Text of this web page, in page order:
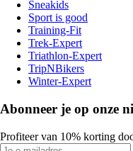
Sneakids
Sport is good
Training-Fit
Trek-Expert
Triathlon-Expert
TripNBikers
Winter-Expert
Abonneer je op onze
Profiteer van 10% korting